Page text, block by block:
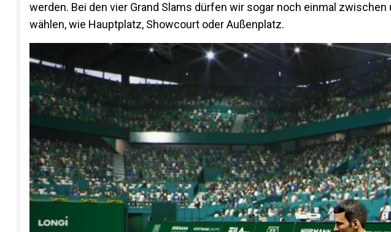
werden. Bei den vier Grand Slams dürfen wir sogar noch einmal
wählen, wie Hauptplatz, Showcourt oder Außenplatz.